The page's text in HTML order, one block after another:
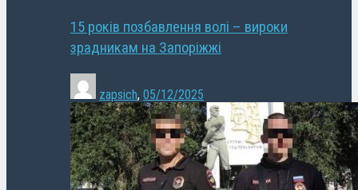
15 років позбавлення волі – вироки
зрадникам на Запоріжжі
zapsich, 05/12/2025